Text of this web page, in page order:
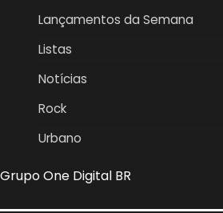
Lançamentos da Semana
Listas
Notícias
Rock
Urbano
Grupo One Digital BR